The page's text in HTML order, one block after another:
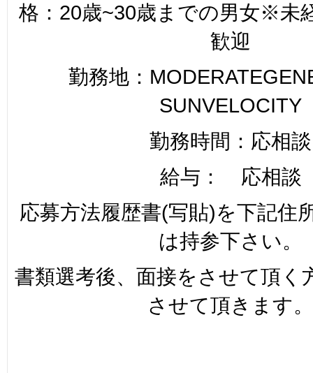
格：20歳~30歳までの男女※未
歓迎
勤務地：
SUNVELOCITY
勤務時間：応相談
給与： 応相談
応募方法履歴書(写貼)を下記住
は持参下さい。
書類選考後、面接をさせて頂く
させて頂きます。